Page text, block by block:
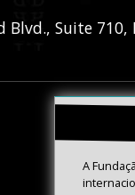
Blvd., Suite 710,
A